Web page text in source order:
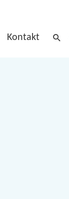
Kontakt